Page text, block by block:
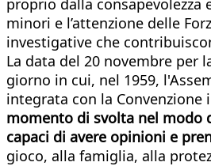
proprio dalla
minori e l’attenzione delle
investigative che
La data del 20 novembre per
giorno in cui, nel 1959,
integrata con la
momento di svolta nel modo
capaci di avere opinioni e
gioco, alla famiglia, alla